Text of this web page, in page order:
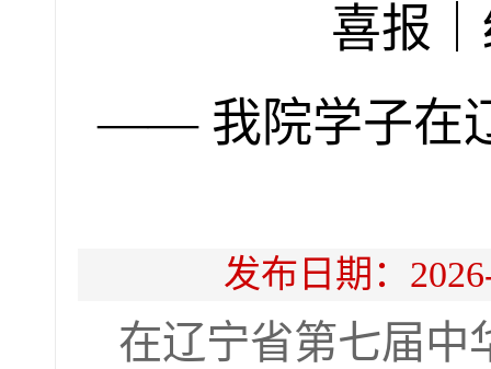
喜报
—— 我院学子在
发布日期：
在辽宁省第七届中